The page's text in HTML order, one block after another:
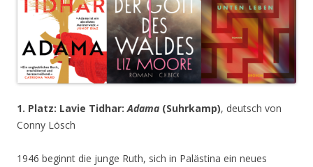
1. Platz: Lavie Tidhar:Adama (Suhrkamp), deutsch von
Conny Lösch
1946 beginnt die junge Ruth, sich in Palästina ein neues